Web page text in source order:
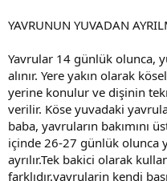
YAVRUNUN YUVADAN
Yavrular 14 günlük olunca,
alınır. Yere yakın olarak
yerine konulur ve dişinin
verilir. Köse yuvadaki
baba, yavruların bakımını
içinde 26-27 günlük olunca
ayrılır.Tek bakici olarak
farklıdır.yavrularin kendi